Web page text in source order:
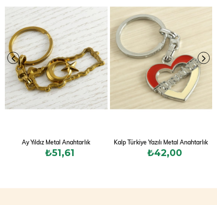
Ay Yıldız Metal Anahtarlık
₺51,61
Kalp Türkiye Yazılı Metal Anahtarlık
₺42,00